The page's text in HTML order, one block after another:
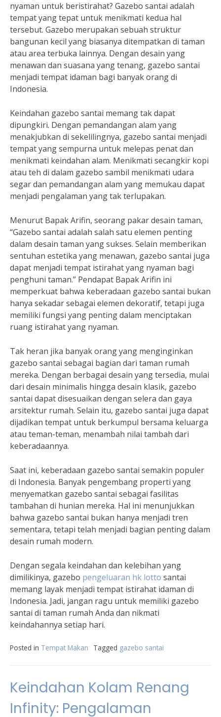
nyaman untuk beristirahat? Gazebo santai adalah
tempat yang tepat untuk menikmati kedua hal
tersebut. Gazebo merupakan sebuah struktur
bangunan kecil yang biasanya ditempatkan di taman
atau area terbuka lainnya. Dengan desain yang
menawan dan suasana yang tenang, gazebo santai
menjadi tempat idaman bagi banyak orang di
Indonesia.
Keindahan gazebo santai memang tak dapat
dipungkiri. Dengan pemandangan alam yang
menakjubkan di sekelilingnya, gazebo santai menjadi
tempat yang sempurna untuk melepas penat dan
menikmati keindahan alam. Menikmati secangkir kopi
atau teh di dalam gazebo sambil menikmati udara
segar dan pemandangan alam yang memukau dapat
menjadi pengalaman yang tak terlupakan.
Menurut Bapak Arifin, seorang pakar desain taman,
“Gazebo santai adalah salah satu elemen penting
dalam desain taman yang sukses. Selain memberikan
sentuhan estetika yang menawan, gazebo santai juga
dapat menjadi tempat istirahat yang nyaman bagi
penghuni taman.” Pendapat Bapak Arifin ini
memperkuat bahwa keberadaan gazebo santai bukan
hanya sekadar sebagai elemen dekoratif, tetapi juga
memiliki fungsi yang penting dalam menciptakan
ruang istirahat yang nyaman.
Tak heran jika banyak orang yang menginginkan
gazebo santai sebagai bagian dari taman rumah
mereka. Dengan berbagai desain yang tersedia, mulai
dari desain minimalis hingga desain klasik, gazebo
santai dapat disesuaikan dengan selera dan gaya
arsitektur rumah. Selain itu, gazebo santai juga dapat
dijadikan tempat untuk berkumpul bersama keluarga
atau teman-teman, menambah nilai tambah dari
keberadaannya.
Saat ini, keberadaan gazebo santai semakin populer
di Indonesia. Banyak pengembang properti yang
menyematkan gazebo santai sebagai fasilitas
tambahan di hunian mereka. Hal ini menunjukkan
bahwa gazebo santai bukan hanya menjadi tren
sementara, tetapi telah menjadi bagian penting dalam
desain rumah modern.
Dengan segala keindahan dan kelebihan yang
dimilikinya, gazebo pengeluaran hk lotto santai
memang layak menjadi tempat istirahat idaman di
Indonesia. Jadi, jangan ragu untuk memiliki gazebo
santai di taman rumah Anda dan nikmati
keindahannya setiap hari.
Posted in Tempat Makan Tagged gazebo santai
Keindahan Kolam Renang
Infinity: Pengalaman